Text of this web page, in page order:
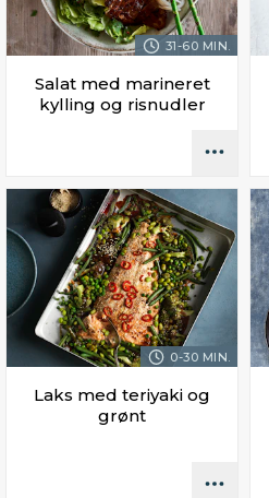
31-60 MIN.
Salat med marineret
kylling og risnudler
0-30 MIN.
Laks med teriyaki og
grønt